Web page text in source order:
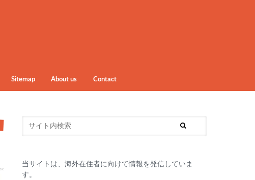
Sitemap About us Contact
当サイトは、海外在住者に向けて情報を発信していま
す。